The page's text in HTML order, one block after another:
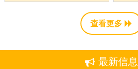
查看更多
最新信息